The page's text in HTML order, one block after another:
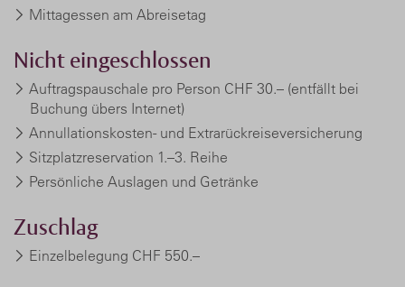
Mittagessen am Abreisetag
Nicht eingeschlossen
Auftragspauschale pro Person CHF 30.– (entfällt bei
Buchung übers Internet)
Annullationskosten- und Extrarückreiseversicherung
Sitzplatzreservation 1.–3. Reihe
Persönliche Auslagen und Getränke
Zuschlag
Einzelbelegung CHF 550.–